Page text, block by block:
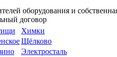
оборудования и
договор
Химки
Щёлково
Электросталь